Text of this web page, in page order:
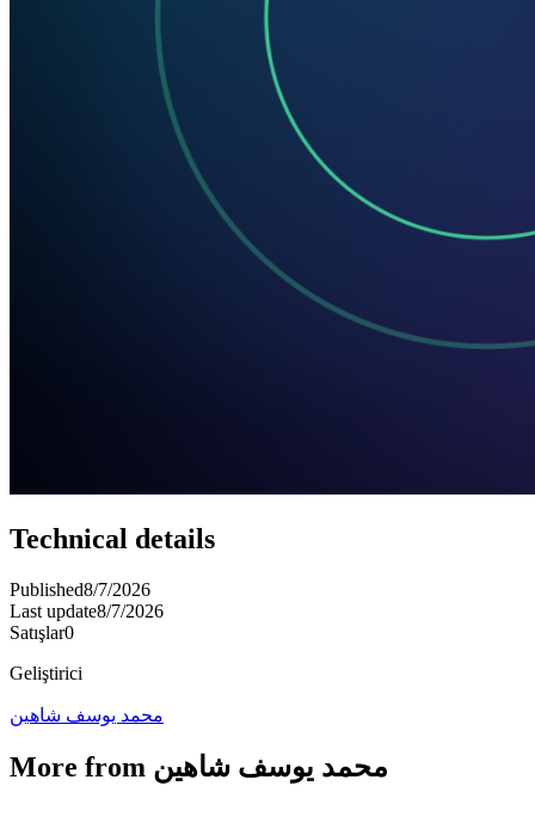
Technical details
Published8/7/2026
Last update8/7/2026
Satışlar0
Geliştirici
محمد يوسف شاهين
More from محمد يوسف شاهين